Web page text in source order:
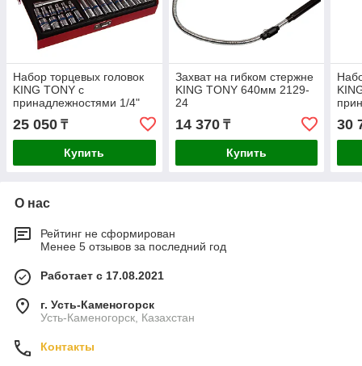
Набор торцевых головок
KING TONY с
принадлежностями 1/4"
шестигранные 4-13 мм 26
шт. 2526MR
25 050 ₸
Купить
Захват на гибком стержне
KING TONY 640мм 2129-
24
14 370₸
Купить
шт.
30
О нас
Рейтинг не сформирован
Менее 5 отзывов за последний год
Работает с 17.08.2021
г. Усть-Каменогорск
Усть-Каменогорск, Казахстан
Контакты